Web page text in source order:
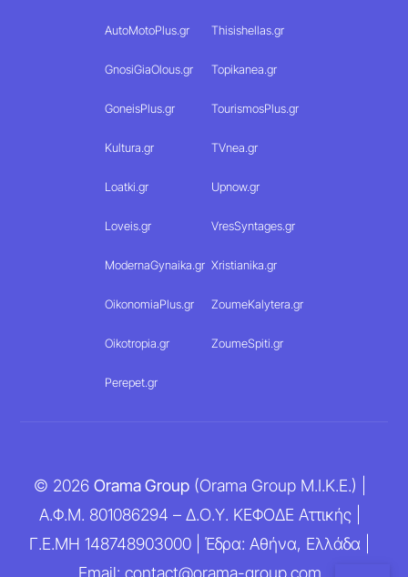
AutoMotoPlus.gr Thisishellas.gr
GnosiGiaOlous.gr Topikanea.gr
GoneisPlus.gr TourismosPlus.gr
Kultura.gr TVnea.gr
Loatki.gr Upnow.gr
Loveis.gr VresSyntages.gr
ModernaGynaika.gr Xristianika.gr
OikonomiaPlus.gr ZoumeKalytera.gr
Oikotropia.gr ZoumeSpiti.gr
Perepet.gr
© 2026 Orama Group(Orama Group Μ.Ι.Κ.Ε.) |
Α.Φ.Μ. 801086294 – Δ.Ο.Υ. ΚΕΦΟΔΕ Αττικής |
Γ.Ε.ΜΗ 148748903000 | Έδρα: Αθήνα, Ελλάδα |
Email: contact@orama-group.com